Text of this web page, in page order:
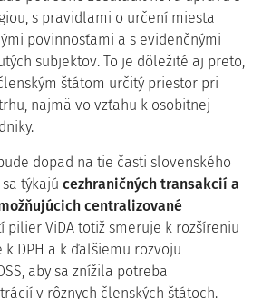
s pravidlami o určení miesta
povinnosťami a s evidenčnými
subjektov. To je dôležité aj preto,
štátom určitý priestor pri
najmä vo vzťahu k osobitnej
dopad na tie časti slovenského
týkajú cezhraničných transakcií a
centralizované
pilier ViDA totiž smeruje k rozšíreniu
DPH a k ďalšiemu rozvoju
aby sa znížila potreba
v rôznych členských štátoch.